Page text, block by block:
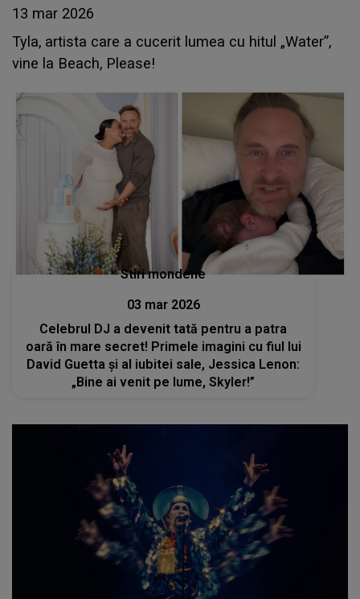
13 mar 2026
Tyla, artista care a cucerit lumea cu hitul „Water”,
vine la Beach, Please!
Stiri mondene
03 mar 2026
Celebrul DJ a devenit tată pentru a patra
oară în mare secret! Primele imagini cu fiul lui
David Guetta și al iubitei sale, Jessica Lenon:
„Bine ai venit pe lume, Skyler!”